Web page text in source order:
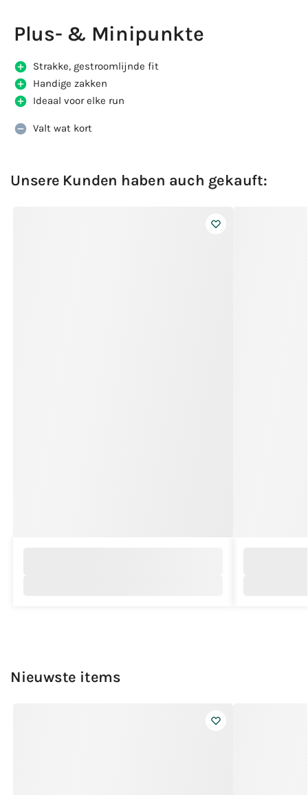
Plus- & Minipunkte
Strakke, gestroomlijnde fit
Handige zakken
Ideaal voor elke run
Valt wat kort
Unsere Kunden haben auch gekauft:
Nieuwste items